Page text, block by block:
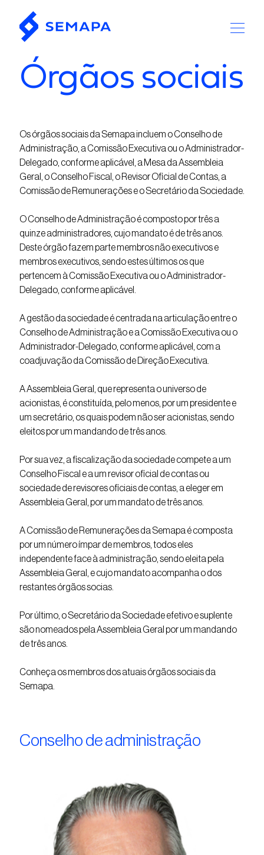
Órgãos sociais
Os órgãos sociais da Semapa incluem o Conselho de
Administração, a Comissão Executiva ou o Administrador-
Delegado, conforme aplicável, a Mesa da Assembleia
Geral, o Conselho Fiscal, o Revisor Oficial de Contas, a
Comissão de Remunerações e o Secretário da Sociedade.
O Conselho de Administração é composto por três a
quinze administradores, cujo mandato é de três anos.
Deste órgão fazem parte membros não executivos e
membros executivos, sendo estes últimos os que
pertencem à Comissão Executiva ou o Administrador-
Delegado, conforme aplicável.
A gestão da sociedade é centrada na articulação entre o
Conselho de Administração e a Comissão Executiva ou o
Administrador-Delegado, conforme aplicável, com a
coadjuvação da Comissão de Direção Executiva.
A Assembleia Geral, que representa o universo de
acionistas, é constituída, pelo menos, por um presidente e
um secretário, os quais podem não ser acionistas, sendo
eleitos por um mandando de três anos.
Por sua vez, a fiscalização da sociedade compete a um
Conselho Fiscal e a um revisor oficial de contas ou
sociedade de revisores oficiais de contas, a eleger em
Assembleia Geral, por um mandato de três anos.
A Comissão de Remunerações da Semapa é composta
por um número ímpar de membros, todos eles
independente face à administração, sendo eleita pela
Assembleia Geral, e cujo mandato acompanha o dos
restantes órgãos socias.
Por último, o Secretário da Sociedade efetivo e suplente
são nomeados pela Assembleia Geral por um mandando
de três anos.
Conheça os membros dos atuais órgãos sociais da
Semapa.
Conselho de administração